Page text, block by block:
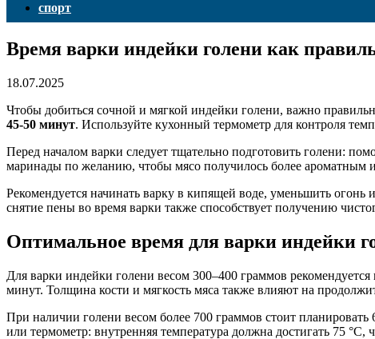
спорт
Время варки индейки голени как
18.07.2025
Чтобы добиться сочной и мягкой индейки голени, важно
45-50 минут. Используйте кухонный термометр для контроля
Перед началом варки следует тщательно подготовить голени:
маринады по желанию, чтобы мясо получилось более ароматным
Рекомендуется начинать варку в кипящей воде, уменьшить
снятие пены во время варки также способствует получению
Оптимальное время для варки индейки
Для варки индейки голени весом 300–400 граммов
минут. Толщина кости и мягкость мяса также влияют на
При наличии голени весом более 700 граммов стоит
или термометр: внутренняя температура должна достигать 75 °C,